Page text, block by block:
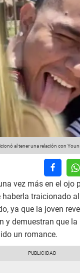
al tener una relación con
vez más en el ojo
haberla traicionado
ya que la joven
y demuestran que
un romance.